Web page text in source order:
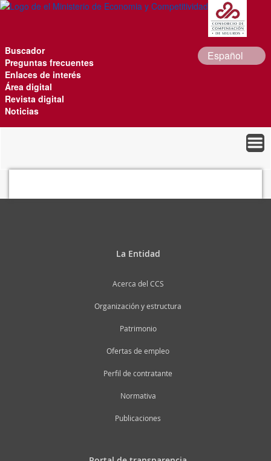
Saltar al contenido principal
Buscador
Preguntas frecuentes
Enlaces de interés
Área digital
Revista digital
Noticias
La Entidad
Acerca del CCS
Organización y estructura
Patrimonio
Ofertas de empleo
Perfil de contratante
Normativa
Publicaciones